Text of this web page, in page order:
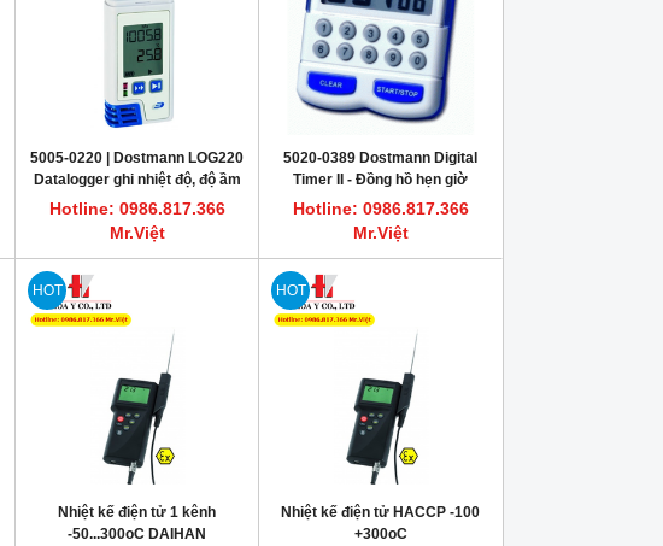
5005-0220 | Dostmann LOG220
Datalogger ghi nhiệt độ, độ ầm
& áp suất
Hotline: 0986.817.366
Mr.Việt
5020-0389 Dostmann Digital
Timer II - Đồng hồ hẹn giờ
phòng thí nghiệm
Hotline: 0986.817.366
Mr.Việt
HOT
Nhiệt kế điện tử 1 kênh
-50...300oC DAIHAN
HOT
Nhiệt kế điện tử HACCP -100
+300oC